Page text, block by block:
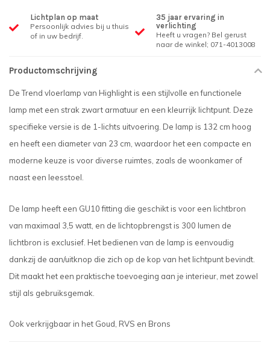
Lichtplan op maat
Persoonlijk advies bij u thuis
of in uw bedrijf.
35 jaar ervaring in
verlichting
Heeft u vragen? Bel gerust
naar de winkel; 071-4013008
Productomschrijving
De Trend vloerlamp van Highlight is een stijlvolle en functionele
lamp met een strak zwart armatuur en een kleurrijk lichtpunt. Deze
specifieke versie is de 1-lichts uitvoering. De lamp is 132 cm hoog
en heeft een diameter van 23 cm, waardoor het een compacte en
moderne keuze is voor diverse ruimtes, zoals de woonkamer of
naast een leesstoel.
De lamp heeft een GU10 fitting die geschikt is voor een lichtbron
van maximaal 3,5 watt, en de lichtopbrengst is 300 lumen de
lichtbron is exclusief. Het bedienen van de lamp is eenvoudig
dankzij de aan/uitknop die zich op de kop van het lichtpunt bevindt.
Dit maakt het een praktische toevoeging aan je interieur, met zowel
stijl als gebruiksgemak.
Ook verkrijgbaar in het Goud, RVS en Brons